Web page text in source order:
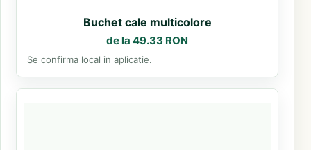
Buchet cale multicolore
de la 49.33 RON
Se confirma local in aplicatie.